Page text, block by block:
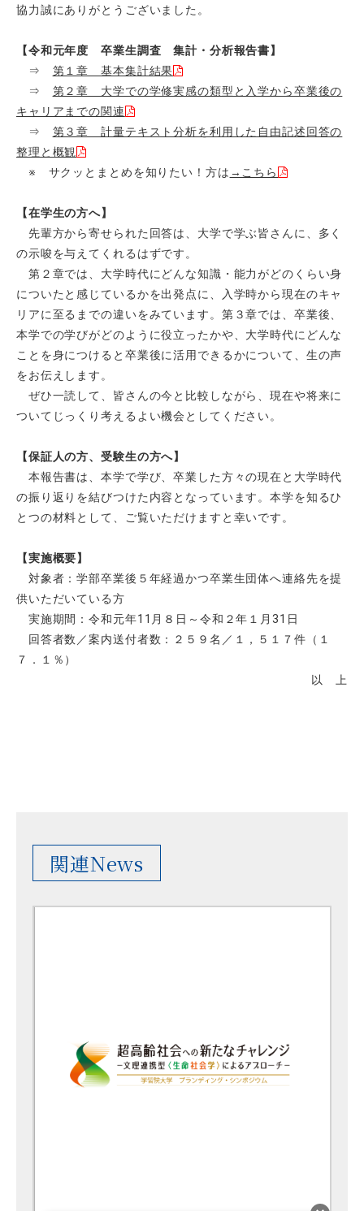
協力誠にありがとうございました。
【令和元年度 卒業生調査 集計・分析報告書】
⇒ 第１章 基本集計結果
⇒ 第２章 大学での学修実感の類型と入学から卒業後の
キャリアまでの関連
⇒ 第３章 計量テキスト分析を利用した自由記述回答の
整理と概観
※ サクッとまとめを知りたい！方は →こちら
【在学生の方へ】
先輩方から寄せられた回答は、大学で学ぶ皆さんに、多く
の示唆を与えてくれるはずです。
第２章では、大学時代にどんな知識・能力がどのくらい身
についたと感じているかを出発点に、入学時から現在のキャ
リアに至るまでの違いをみています。第３章では、卒業後、
本学での学びがどのように役立ったかや、大学時代にどんな
ことを身につけると卒業後に活用できるかについて、生の声
をお伝えします。
ぜひ一読して、皆さんの今と比較しながら、現在や将来に
ついてじっくり考えるよい機会としてください。
【保証人の方、受験生の方へ】
本報告書は、本学で学び、卒業した方々の現在と大学時代
の振り返りを結びつけた内容となっています。本学を知るひ
とつの材料として、ご覧いただけますと幸いです。
【実施概要】
対象者：学部卒業後５年経過かつ卒業生団体へ連絡先を提
供いただいている方
実施期間：令和元年11月８日～令和２年１月31日
回答者数／案内送付者数：２５９名／１，５１７件（１
７．１％）
以 上
関連News